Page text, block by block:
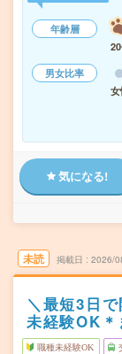
年齢層
男女比率
気になる!
未読 掲載日 2026/
＼最短3日
未経験OK＊
職種未経験OK